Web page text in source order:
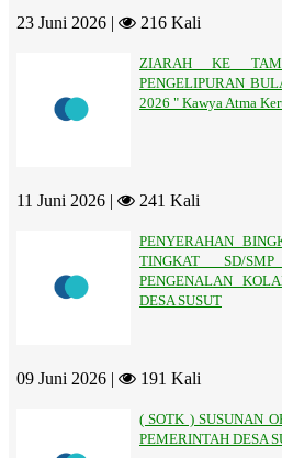
23 Juni 2026 | 216 Kali
ZIARAH KE
PENGELIPURAN
2026 " Kawya Atma
11 Juni 2026 | 241 Kali
PENYERAHAN
TINGKAT SD/
PENGENALAN
DESA SUSUT
09 Juni 2026 | 191 Kali
( SOTK ) SUSUNAN
PEMERINTAH DESA